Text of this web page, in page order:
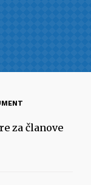
za članove